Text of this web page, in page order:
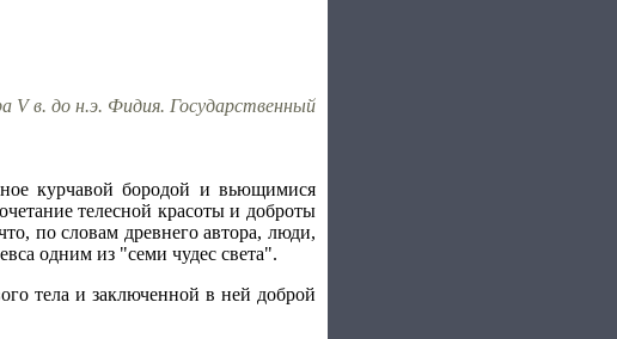
V в. до н.э. Фидия. Государственный
курчавой бородой и вьющимися
телесной красоты и доброты
по словам древнего автора, люди,
одним из "семи чудес света".
тела и заключенной в ней доброй